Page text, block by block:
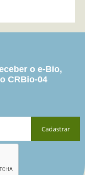
o e-Bio,
CRBio-04